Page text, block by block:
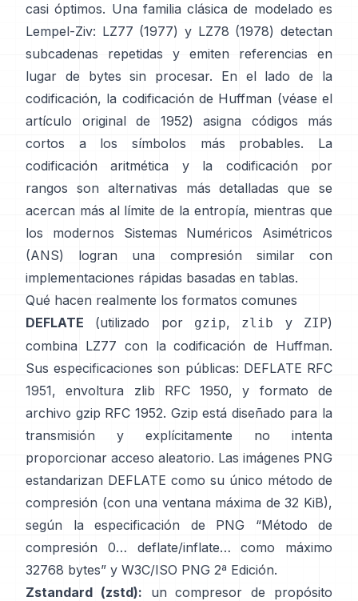
casi óptimos. Una familia clásica de modelado es
Lempel-Ziv: LZ77 (1977) y LZ78 (1978) detectan
subcadenas repetidas y emiten referencias en
lugar de bytes sin procesar. En el lado de la
codificación, la codificación de Huffman (véase el
artículo original de
1952) asigna códigos más
cortos a los símbolos más probables. La
codificación aritmética
y la
codificación por
rangos son alternativas más detalladas que se
acercan más al límite de la entropía, mientras que
los modernos
Sistemas Numéricos Asimétricos
(ANS)
logran una compresión similar con
implementaciones rápidas basadas en tablas.
Qué hacen realmente los formatos comunes
DEFLATE (utilizado por gzip, zlib y ZIP)
combina LZ77 con la codificación de Huffman.
Sus especificaciones son públicas: DEFLATE RFC
1951, envoltura zlib RFC 1950, y formato de
archivo gzip RFC 1952. Gzip está diseñado para la
transmisión y explícitamente
no intenta
proporcionar acceso aleatorio. Las imágenes PNG
estandarizan DEFLATE como su único método de
compresión (con una ventana máxima de 32 KiB),
según la especificación de PNG
“Método de
compresión 0… deflate/inflate… como máximo
32768 bytes” y W3C/ISO PNG 2ª Edición.
Zstandard (zstd): un compresor de propósito